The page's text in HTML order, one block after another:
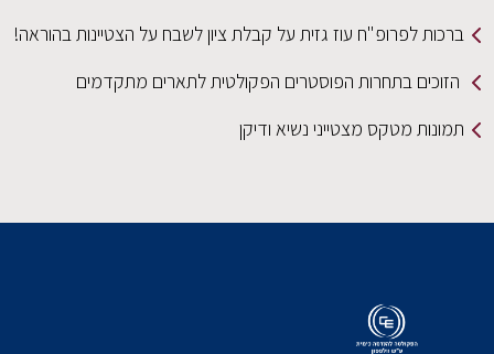
ברכות לפרופ"ח עוז גזית על קבלת ציון לשבח על הצטיינות בהוראה!
הזוכים בתחרות הפוסטרים הפקולטית לתארים מתקדמים
תמונות מטקס מצטייני נשיא ודיקן